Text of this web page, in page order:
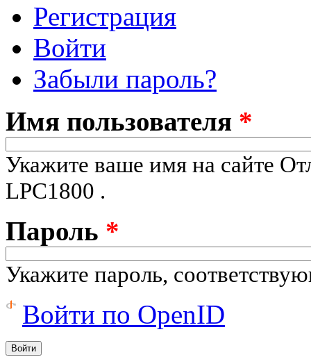
Главные вкладки
Регистрация
Войти
Забыли пароль?
Имя пользователя *
Укажите ваше имя на сайте
LPC1800 .
Пароль *
Укажите пароль,
Войти по OpenID